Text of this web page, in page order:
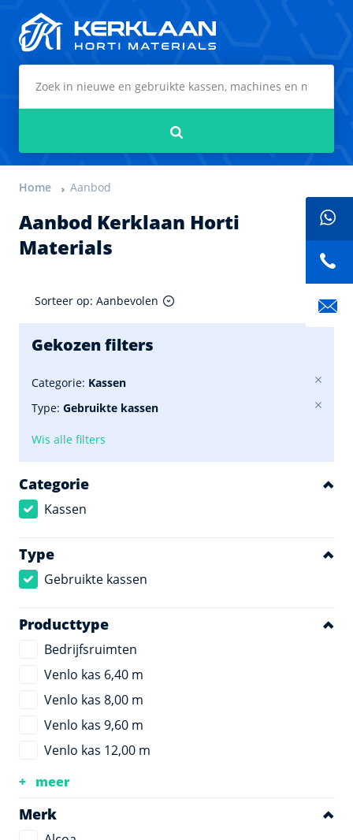
Home Aanbod
Aanbod Kerklaan Horti
Materials
Sorteer op: Aanbevolen
Gekozen filters
Categorie: Kassen
Type: Gebruikte kassen
Wis alle filters
Categorie
Kassen
Type
Gebruikte kassen
Producttype
Bedrijfsruimten
Venlo kas 6,40 m
Venlo kas 8,00 m
Venlo kas 9,60 m
Venlo kas 12,00 m
meer
Merk